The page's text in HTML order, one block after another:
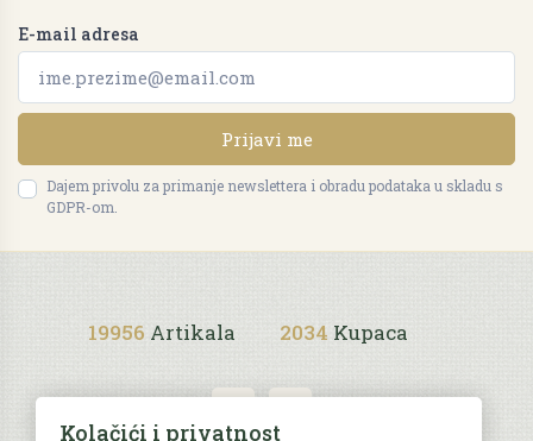
E-mail adresa
Prijavi me
Dajem privolu za primanje newslettera i obradu podataka u skladu s
GDPR-om.
19956 Artikala 2034 Kupaca
Kolačići i privatnost